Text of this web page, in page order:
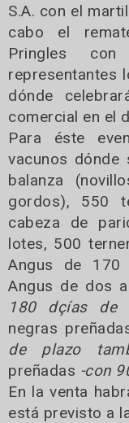
S.A. con el
cabo el
Pringles
representantes
dónde
comercial en el
Para éste
vacunos dónde
balanza
gordos), 550
cabeza de
lotes, 500
Angus de 170
Angus de dos
180 dçías de
negras
de plazo
preñadas -con
En la venta
está previsto a